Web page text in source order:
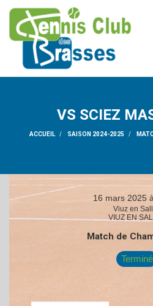
VS SCIEZ
ACCUEIL SAISON 2024-2025
16 mars 2025
Viuz en
VIUZ EN
Match de
Terminé
Panneau de gestion des cookies